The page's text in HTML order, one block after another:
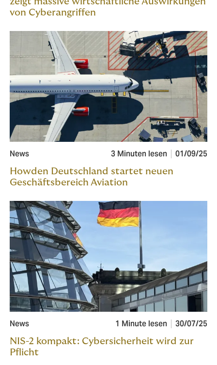
von Cyberangriffen
News 3 Minuten lesen 01/09/25
Howden Deutschland startet neuen
Geschäftsbereich Aviation
News 1 Minute lesen 30/07/25
NIS-2 kompakt: Cybersicherheit wird zur
Pflicht